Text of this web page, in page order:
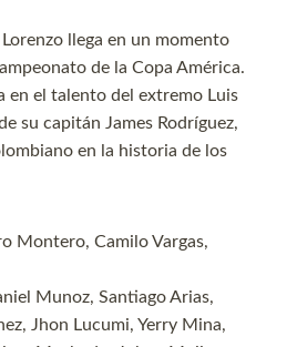
llega en un momento
de la Copa América.
en el talento del extremo Luis
su capitán James Rodríguez,
en la historia de los
Montero, Camilo Vargas,
Munoz, Santiago Arias,
Jhon Lucumi, Yerry Mina,